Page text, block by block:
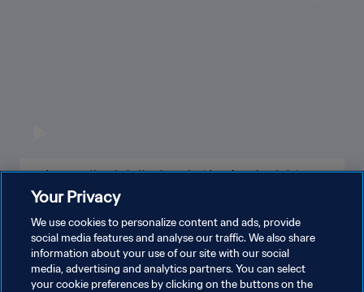
هدف كارلي لويد '٦٥ | كولومبيا و الولايات المتحدة |
Your Privacy
We use cookies to personalize content and ads, provide
social media features and analyse our traffic. We also share
information about your use of our site with our social
media, advertising and analytics partners. You can select
your cookie preferences by clicking on the buttons on the